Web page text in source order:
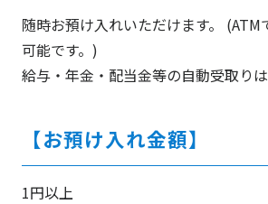
随時お預け入れいただけます。 (ATM
可能です。)
給与・年金・配当金等の自動受取りは
【お預け入れ金額】
1円以上